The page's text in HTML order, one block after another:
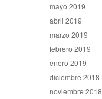
mayo 2019
abril 2019
marzo 2019
febrero 2019
enero 2019
diciembre 2018
noviembre 2018